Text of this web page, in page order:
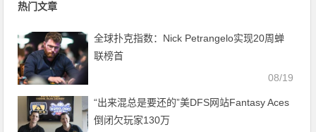
热门文章
全球扑克指数：Nick Petrangelo实现20周蝉
联榜首
08/19
“出来混总是要还的”美DFS网站Fantasy Aces
倒闭欠玩家130万